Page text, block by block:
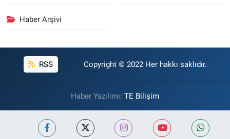
Haber Arşivi
RSS Copyright © 2022 Her hakkı saklıdır.
Haber Yazılımı: TE Bilişim